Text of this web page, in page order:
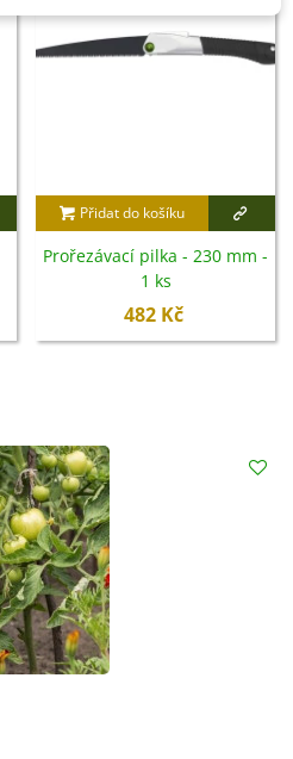
Přidat do košíku
Prořezávací pilka - 230 mm -
1 ks
482 Kč